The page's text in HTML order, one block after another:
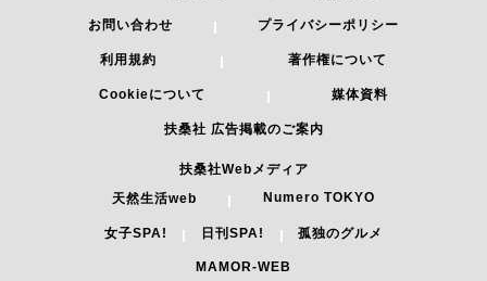
お問い合わせ プライバシーポリシー
利用規約 著作権について
Cookieについて 媒体資料
扶桑社 広告掲載のご案内
扶桑社Webメディア
天然生活web
Numero TOKYO
女子SPA! 日刊SPA! 孤独のグルメ
MAMOR-WEB